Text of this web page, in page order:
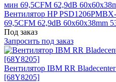
Вентилятор HP
69,5CFM 62,9dB 60x60x38mm
Под заказ
Запросить под заказ
Вентилятор IBM RR
[68Y8205]